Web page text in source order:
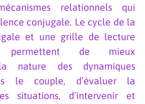
relationnels qui
conjugale. Le cycle de la
et une grille de lecture
permettent de mieux
nature des dynamiques
le couple, d’évaluer la
situations, d’intervenir et